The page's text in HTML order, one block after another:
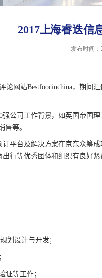
2017上海睿迭信
发布时间：
论网站Bestfoodinchina，期间
强公司工作背景，如英国帝国理
售等。
订平台及解决方案在京东众筹成
行等优秀团体和组织有良好紧
规划设计与开发；
证等工作；